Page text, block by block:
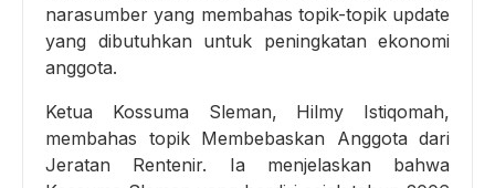
narasumber yang membahas topik-topik update
yang dibutuhkan untuk peningkatan ekonomi
anggota.
Ketua Kossuma Sleman, Hilmy Istiqomah,
membahas topik Membebaskan Anggota dari
Jeratan Rentenir. Ia menjelaskan bahwa